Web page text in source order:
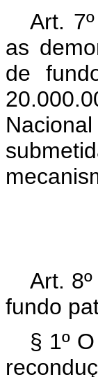
Art.
as
de
Art.
fundo
§ 1º